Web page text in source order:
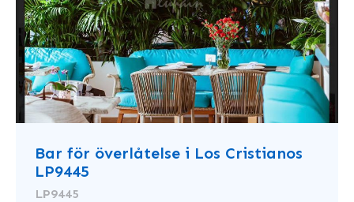
Bar för överlåtelse i Los Cristianos
LP9445
LP9445